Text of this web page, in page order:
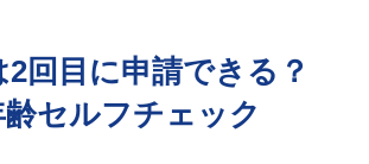
回目に申請できる？
セルフチェック